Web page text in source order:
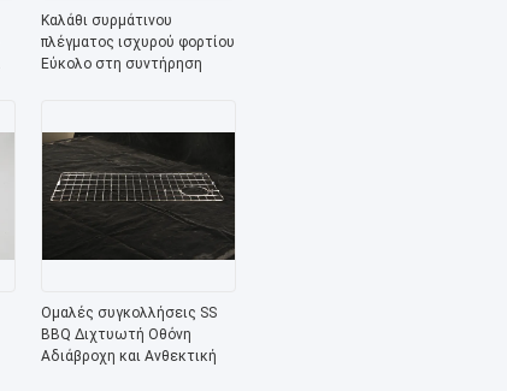
Καλάθι συρμάτινου
πλέγματος ισχυρού φορτίου
Εύκολο στη συντήρηση
Ομαλές συγκολλήσεις SS
BBQ Διχτυωτή Οθόνη
Αδιάβροχη και Ανθεκτική